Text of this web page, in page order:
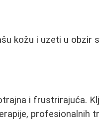
kožu i uzeti u obzir
i frustrirajuća.
profesionalnih